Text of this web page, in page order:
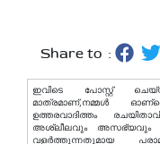
Share to :
ഇവിടെ പോസ്റ്റ്
മാത്രമാണ്,നമ്മൾ
ഉത്തരവാദിത്തം
അശ്ലീലവും അസഭ്യവും
വളര്‍ത്തുന്നതുമായ